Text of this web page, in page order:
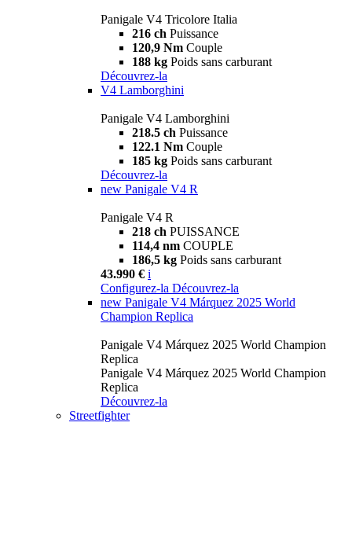
Panigale V4 Tricolore Italia
216 ch Puissance
120,9 Nm Couple
188 kg Poids sans carburant
Découvrez-la
V4 Lamborghini
Panigale V4 Lamborghini
218.5 ch Puissance
122.1 Nm Couple
185 kg Poids sans carburant
Découvrez-la
new Panigale V4 R
Panigale V4 R
218 ch PUISSANCE
114,4 nm COUPLE
186,5 kg Poids sans carburant
43.990 € i
Configurez-la Découvrez-la
new Panigale V4 Márquez 2025 World
Champion Replica
Panigale V4 Márquez 2025 World Champion
Replica
Panigale V4 Márquez 2025 World Champion
Replica
Découvrez-la
Streetfighter